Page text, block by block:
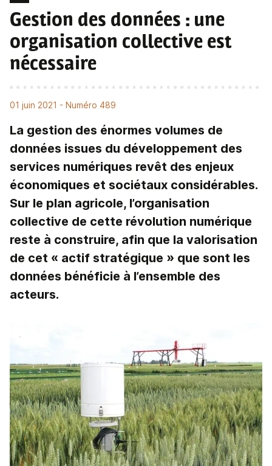
Gestion des données : une
organisation collective est
nécessaire
01 juin 2021 - Numéro 489
La gestion des énormes volumes de
données issues du développement des
services numériques revêt des enjeux
économiques et sociétaux considérables.
Sur le plan agricole, l’organisation
collective de cette révolution numérique
reste à construire, afin que la valorisation
de cet « actif stratégique » que sont les
données bénéficie à l’ensemble des
acteurs.